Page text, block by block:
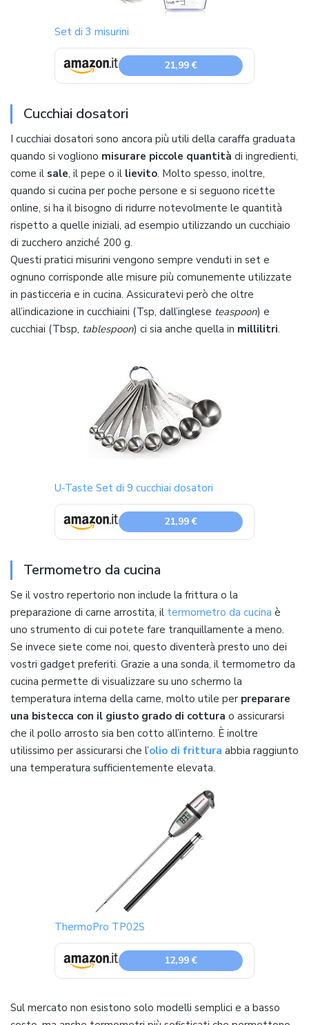
Set di 3 misurini
21,99 €
Cucchiai dosatori
I cucchiai dosatori sono ancora più utili della caraffa graduata
quando si vogliono misurare piccole quantità di ingredienti,
come il sale, il pepe o il lievito. Molto spesso, inoltre,
quando si cucina per poche persone e si seguono ricette
online, si ha il bisogno di ridurre notevolmente le quantità
rispetto a quelle iniziali, ad esempio utilizzando un cucchiaio
di zucchero anziché 200 g.
Questi pratici misurini vengono sempre venduti in set e
ognuno corrisponde alle misure più comunemente utilizzate
in pasticceria e in cucina. Assicuratevi però che oltre
all’indicazione in cucchiaini (Tsp, dall’inglese teaspoon) e
cucchiai (Tbsp, tablespoon) ci sia anche quella in millilitri.
U-Taste Set di 9 cucchiai dosatori
21,99 €
Termometro da cucina
Se il vostro repertorio non include la frittura o la
preparazione di carne arrostita, il termometro da cucina è
uno strumento di cui potete fare tranquillamente a meno.
Se invece siete come noi, questo diventerà presto uno dei
vostri gadget preferiti. Grazie a una sonda, il termometro da
cucina permette di visualizzare su uno schermo la
temperatura interna della carne, molto utile per preparare
una bistecca con il giusto grado di cottura o assicurarsi
che il pollo arrosto sia ben cotto all’interno. È inoltre
utilissimo per assicurarsi che l’olio di frittura abbia raggiunto
una temperatura sufficientemente elevata.
ThermoPro TP02S
12,99 €
Sul mercato non esistono solo modelli semplici e a basso